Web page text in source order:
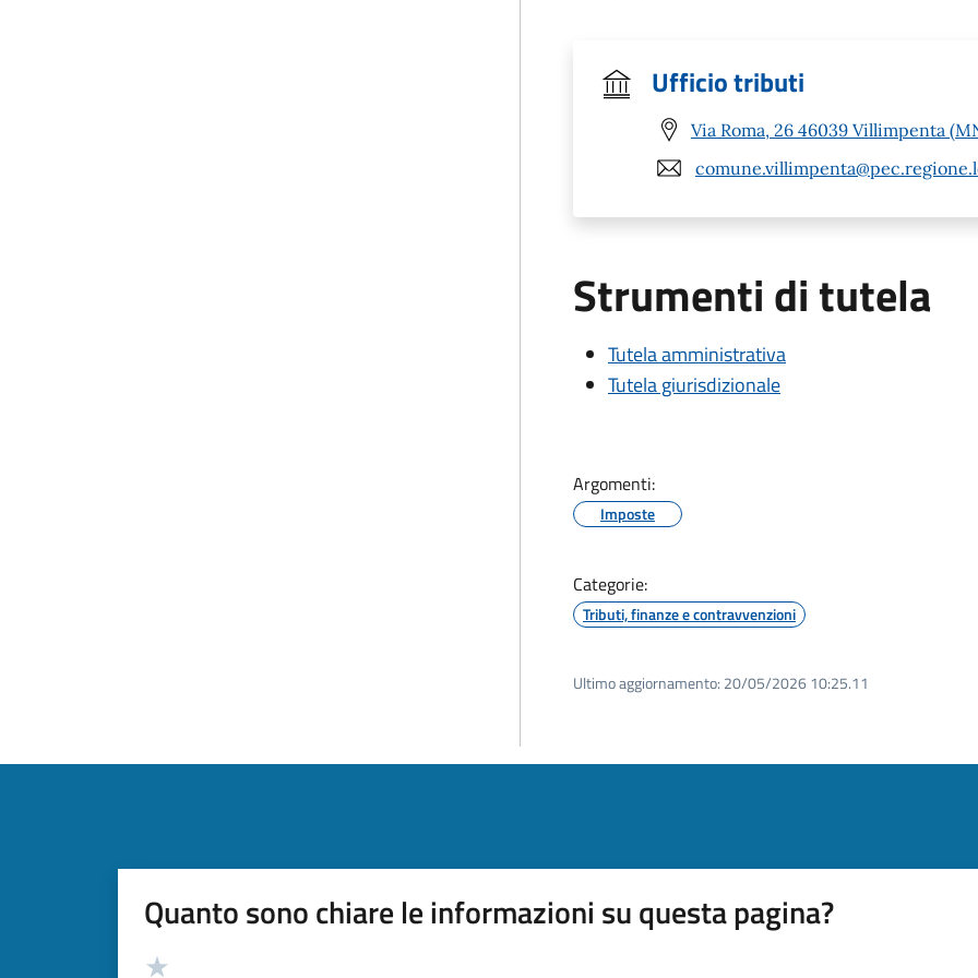
Ufficio tributi
Via Roma, 26 46039 Villimpenta
Strumenti di tutela
Tutela amministrativa
Tutela giurisdizionale
Argomenti:
Imposte
Categorie:
Tributi, finanze e contravvenzioni
Ultimo aggiornamento: 20/05/2026 10:25.11
Quanto sono chiare le informazioni su questa pagina?
Valutazione